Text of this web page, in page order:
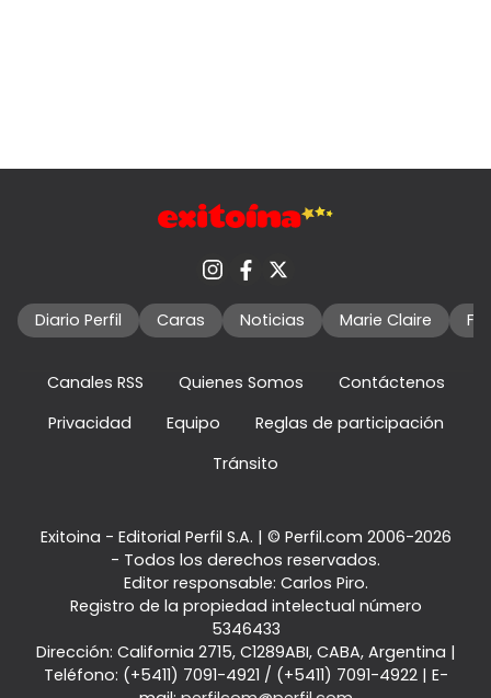
Diario Perfil Caras Noticias Marie Claire
Canales RSS Quienes Somos
Contáctenos
Privacidad
Equipo
Reglas de participación
Tránsito
Exitoina - Editorial Perfil S.A. | © Perfil.com 2006-2026
- Todos los derechos reservados.
Editor responsable: Carlos Piro.
Registro de la propiedad intelectual número
5346433
Dirección: California 2715, C1289ABI, CABA, Argentina |
Teléfono: (+5411) 7091-4921 / (+5411) 7091-4922| E-